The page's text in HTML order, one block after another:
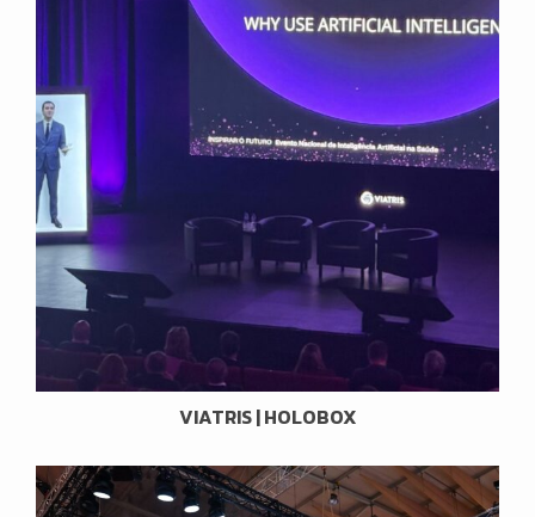
VIATRIS | HOLOBOX